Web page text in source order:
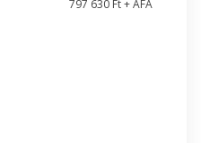
797 630 Ft + ÁFA